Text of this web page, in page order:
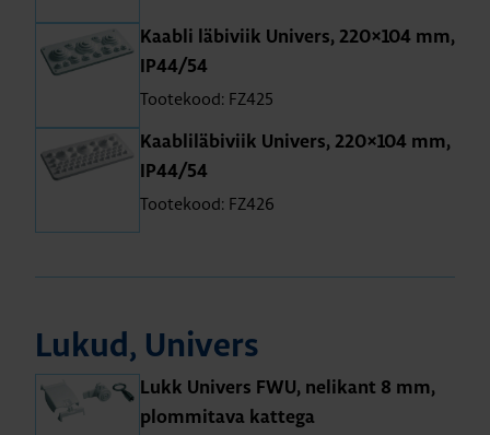
Kaabli läbi­viik Uni­vers, 220×104 mm,
IP44/54
Tootekood: FZ425
Kaab­li­lä­bi­viik Uni­vers, 220×104 mm,
IP44/54
Tootekood: FZ426
Lukud, Uni­vers
Lukk Uni­vers FWU, neli­kant 8 mm,
plom­mi­tava kat­tega